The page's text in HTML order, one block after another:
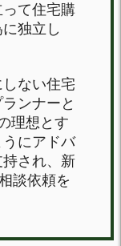
て住宅購
独立し
ない住宅
ンナーと
理想とす
にアドバ
され、新
談依頼を